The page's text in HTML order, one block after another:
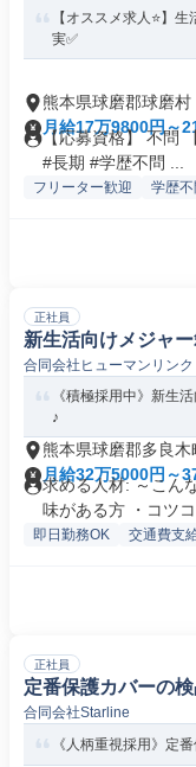
【オススメ求人⭐️】
実✅️
熊本県球磨郡球磨村
月給17万9800円～
【応募資格】 不問
#長期 #学歴不問 ...
フリーター歓迎 学歴不
正社員
新生活向けメジャ
合同会社ヒューマンリンク
《積極採用中》新生
♪
熊本県球磨郡多良木
月給32万5000円～
求める人材: ～こん
味がある方 ・コツコ
即日勤務OK 交通費支
正社員
定番保護カバーの
合同会社Starline
《人柄重視採用》定